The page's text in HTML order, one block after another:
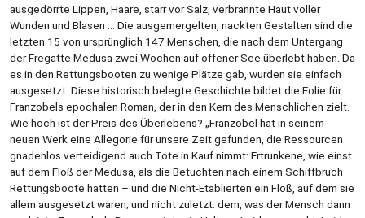
ausgedörrte Lippen, Haare, starr vor Salz, verbrannte Haut voller
Wunden und Blasen … Die ausgemergelten, nackten Gestalten sind die
letzten 15 von ursprünglich 147 Menschen, die nach dem Untergang
der Fregatte Medusa zwei Wochen auf offener See überlebt haben. Da
es in den Rettungsbooten zu wenige Plätze gab, wurden sie einfach
ausgesetzt. Diese historisch belegte Geschichte bildet die Folie für
Franzobels epochalen Roman, der in den Kern des Menschlichen zielt.
Wie hoch ist der Preis des Überlebens? „Franzobel hat in seinem
neuen Werk eine Allegorie für unsere Zeit gefunden, die Ressourcen
gnadenlos verteidigend auch Tote in Kauf nimmt: Ertrunkene, wie einst
auf dem Floß der Medusa, als die Betuchten nach einem Schiffbruch
Rettungsboote hatten – und die Nicht-Etablierten ein Floß, auf dem sie
allem ausgesetzt waren; und nicht zuletzt: dem, was der Mensch dann